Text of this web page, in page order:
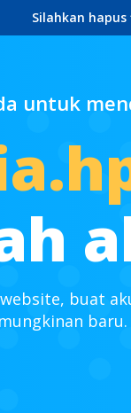
Silahkan hapus
untuk
buat
baru.